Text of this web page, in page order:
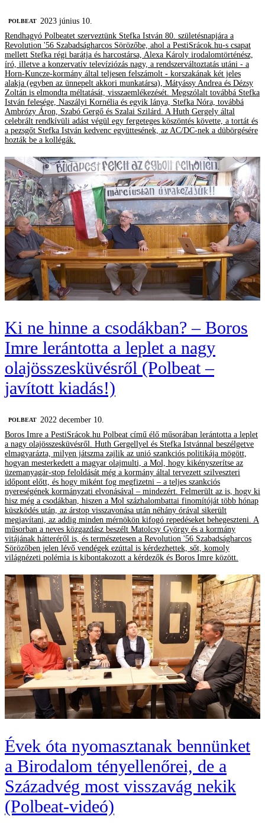
‎POLBEAT
2023 június 10.
Rendhagyó Polbeatet szerveztünk Stefka István 80. születésnapjára a
Revolution '56 Szabadságharcos Sörözőbe, ahol a PestiSrácok.hu-s csapat
mellett Stefka régi barátja és harcostársa, Alexa Károly irodalomtörténész,
író, illetve a konzervatív televíziózás nagy, a rendszerváltoztatás utáni - a
Horn-Kuncze-kormány által teljesen felszámolt - korszakának két jeles
alakja (egyben az ünnepelt akkori munkatársa), Mátyássy Andrea és Dézsy
Zoltán is elmondta méltatását, visszaemlékezését. Megszólalt továbbá Stefka
István felesége, Naszályi Kornélia és egyik lánya, Stefka Nóra, továbbá
Ambrózy Áron, Szabó Gergő és Szalai Szilárd. A Huth Gergely által
celebrált rendkívüli adást végül egy fergeteges köszöntés követte, a tortát és
a pezsgőt Stefka István kedvenc együttesének, az AC/DC-nek a dübörgésére
hozták be a kollégák.
Ki ne hinne a csodákban? – Boros
Imre lerántotta a leplet a nagy
olajösszesküvésről (Polbeat –
javított kiadás!)
‎POLBEAT 2022 december 10.
Boros Imre a PestiSrácok.hu Polbeat című élő műsorában lerántotta a leplet
a nagy olajösszesküvésről. Huth Gergellyel és Stefka Istvánnal beszélgetve
elmagyarázta, milyen játszma zajlik az unió szankciós politikája mögött,
hogyan mesterkedett a magyar olajmulti, a Mol, hogy kikényszerítse az
üzemanyagár-stop feloldását még a kormány által tervezett szilveszteri
időpont előtt, és hogy miként fog megfizetni – a teljes szankciós
nyereségének kormányzati elvonásával – mindezért. Felmerült az is, hogy ki
hisz még a csodákban, hiszen a Mol százhalombattai finomítóját több hónap
küszködés után, az árstop visszavonása után néhány órával sikerült
megjavítani, az addig minden mérnökön kifogó repedéseket behegeszteni. A
műsorban a neves közgazdász beszélt Matolcsy György és a kormány
vitájának hátteréről is, és természetesen a Revolution '56 Szabadságharcos
Sörözőben jelen lévő vendégek ezúttal is kérdezhettek, sőt, komoly
világnézeti polémia is kibontakozott a kérdezők és Boros Imre között.
Évek óta nyomasztanak bennünket
a Birodalom tényellenőrei, de a
Századvég most visszavág nekik
(Polbeat-videó)